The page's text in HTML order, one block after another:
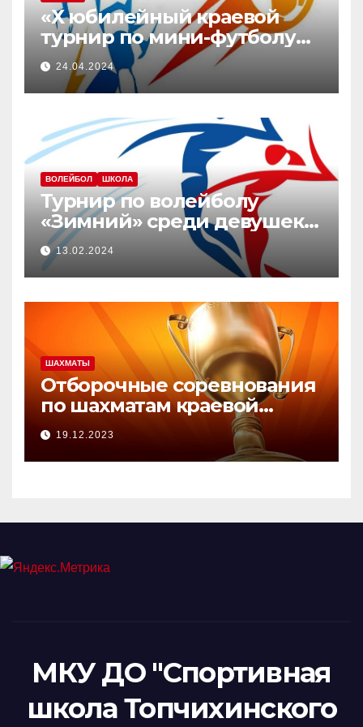
«Х юбилейный краевой
турнир по мини-футболу
среди мужских команд,
посвященный памяти Ю.В.
Юдич»
24.04.2024
ВОЛЕЙБОЛ ШКОЛА
Турнир по волейболу
«Зимний» среди девушек
2008-2010 г.р.
13.02.2024
ШАХМАТЫ
Отборочные соревнования
по шахматам краевой
зимней Олимпиады.
19.12.2023
МКУ ДО "Спортивная
школа Топчихинского